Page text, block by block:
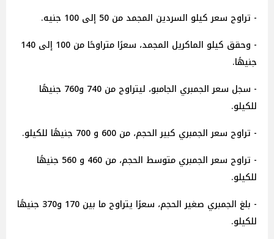
- تراوح سعر كيلو السردين المجمد من 50 إلى 100 جنيه.
- وحقق كيلو الماكريل المجمد، سعرًا متراوحًا من 100 إلى 140
جنيهًا.
- سجل سعر الجمبري الجامبو، ليتراوح من 740 و760 جنيهًا
للكيلو.
- تراوح سعر الجمبري كبير الحجم، من 600 و 700 جنيهًا للكيلو.
- تراوح سعر الجمبري متوسط الحجم، من 460 و 560 جنيهًا
للكيلو.
- بلغ الجمبري صغير الحجم، سعرًا يتراوح ما بين 170 و370 جنيهًا
للكيلو.